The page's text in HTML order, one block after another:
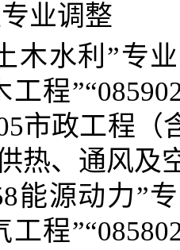
业调整
木水利 ”专
工程”“
市政工程（
热、 通风及
能源动力”
工程”“